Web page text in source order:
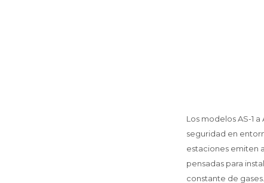
Los modelos AS-1
seguridad en
estaciones emiten
pensadas para
constante de gases.